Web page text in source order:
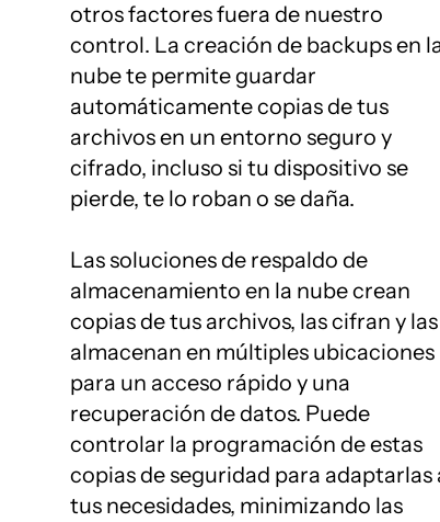
otros factores fuera de nuestro
control. La creación de backups en
nube te permite guardar
automáticamente copias de tus
archivos en un entorno seguro y
cifrado, incluso si tu dispositivo se
pierde, te lo roban o se daña.
Las soluciones de respaldo de
almacenamiento en la nube crean
copias de tus archivos, las cifran y las
almacenan en múltiples ubicaciones
para un acceso rápido y una
recuperación de datos. Puede
controlar la programación de estas
copias de seguridad para adaptarlas
tus necesidades, minimizando las